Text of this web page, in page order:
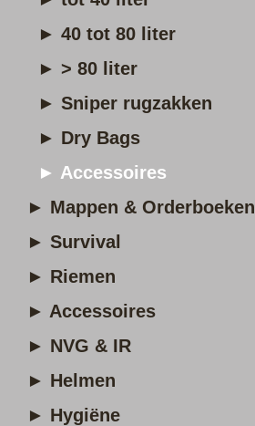
► 40 tot 80 liter
► > 80 liter
► Sniper rugzakken
► Dry Bags
► Accessoires
► Mappen & Orderboeken
► Survival
► Riemen
► Accessoires
► NVG & IR
► Helmen
► Hygiëne